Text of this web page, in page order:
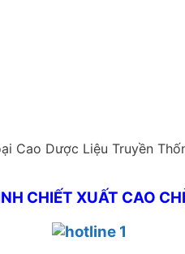
Cao Dược Liệu Truyền
CHIẾT XUẤT CAO